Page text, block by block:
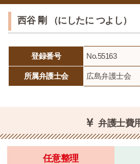
西谷 剛 （にしたに つよし）
登録番号 No.55163
所属弁護士会 広島弁護士会
弁護士費
任意整理